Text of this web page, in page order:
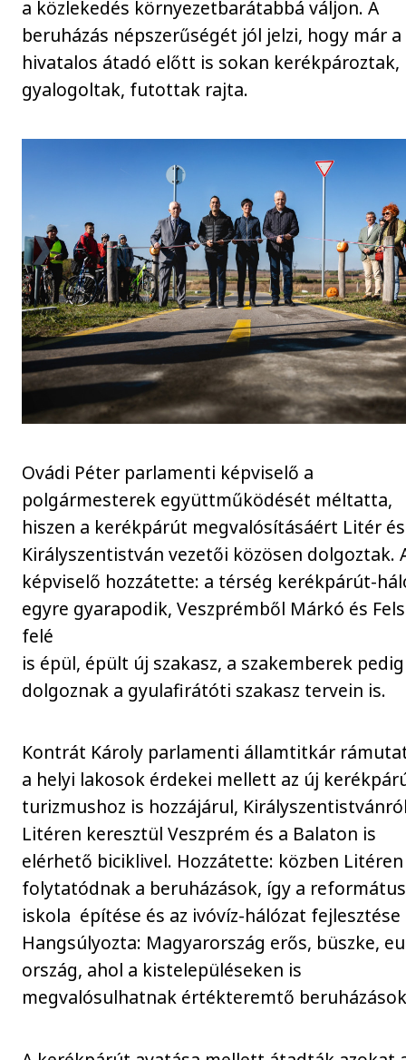
a közlekedés környezetbarátabbá váljon. A
beruházás népszerűségét jól jelzi, hogy már a
hivatalos átadó előtt is sokan kerékpároztak,
gyalogoltak, futottak rajta.
Ovádi Péter parlamenti képviselő a
polgármesterek együttműködését méltatta,
hiszen a kerékpárút megvalósításáért Litér és
Királyszentistván vezetői közösen dolgoztak.
képviselő hozzátette: a térség kerékpárút-
egyre gyarapodik, Veszprémből Márkó és
felé
is épül, épült új szakasz, a szakemberek
dolgoznak a gyulafirátóti szakasz tervein is.
Kontrát Károly parlamenti államtitkár
a helyi lakosok érdekei mellett az új
turizmushoz is hozzájárul,
Litéren keresztül Veszprém és a Balaton is
elérhető biciklivel. Hozzátette: közben
folytatódnak a beruházások, így a református
iskola építése és az ivóvíz-hálózat fejlesztése
Hangsúlyozta: Magyarország erős, büszke,
ország, ahol a kistelepüléseken is
megvalósulhatnak értékteremtő